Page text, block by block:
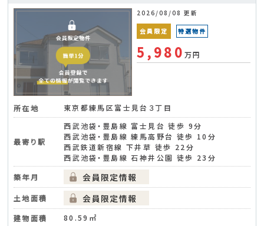
2026/08/08 更新
会員限定 特選物件
5,980万円
所在地 東京都練馬区富士見台３丁目
最寄り駅
西武池袋・豊島線 富士見台 徒歩 9分
西武池袋・豊島線 練馬高野台 徒歩 10分
西武鉄道新宿線 下井草 徒歩 22分
西武池袋・豊島線 石神井公園 徒歩 23分
築年月
土地面積
建物面積
80.59㎡